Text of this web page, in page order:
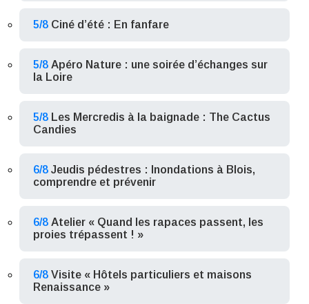
5/8 Ciné d’été : En fanfare
5/8 Apéro Nature : une soirée d’échanges sur
la Loire
5/8 Les Mercredis à la baignade : The Cactus
Candies
6/8 Jeudis pédestres : Inondations à Blois,
comprendre et prévenir
6/8 Atelier « Quand les rapaces passent, les
proies trépassent ! »
6/8 Visite « Hôtels particuliers et maisons
Renaissance »